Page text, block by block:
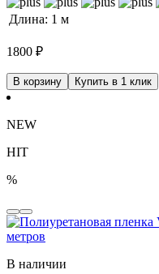
Длина: 1 м
1800 ₽
В корзину Купить в 1 клик
NEW
HIT
%
В наличии